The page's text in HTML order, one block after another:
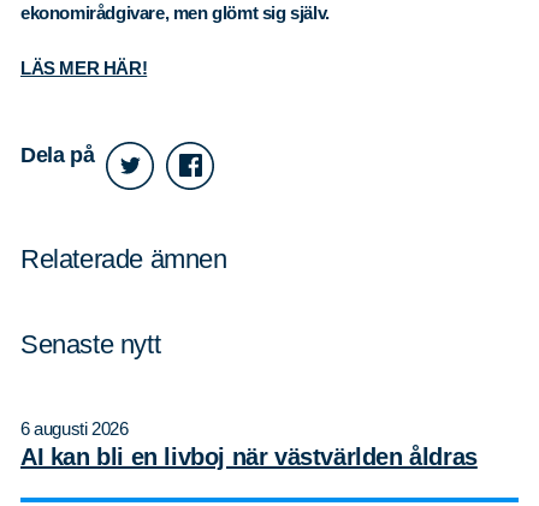
ekonomirådgivare, men glömt sig själv.
LÄS MER HÄR!
Dela på
Relaterade ämnen
Senaste nytt
6 augusti 2026
AI kan bli en livboj när västvärlden åldras